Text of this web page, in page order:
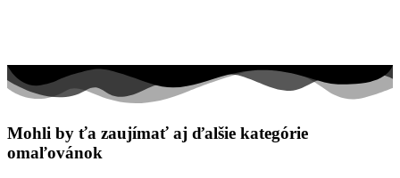
Mohli by ťa zaujímať aj ďalšie kategórie
omaľovánok